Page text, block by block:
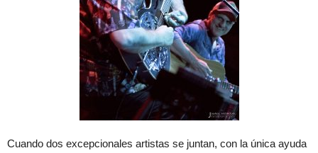
Cuando dos excepcionales artistas se juntan, con la única ayuda